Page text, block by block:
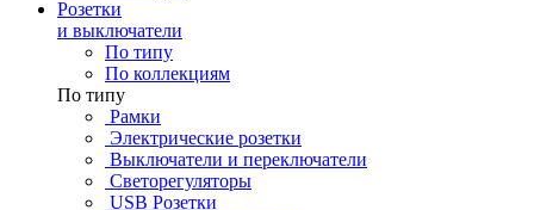
Розетки
и выключатели
По типу
По коллекциям
По типу
Рамки
Электрические розетки
Выключатели и переключатели
Светорегуляторы
USB Розетки